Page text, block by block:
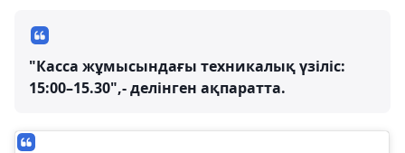
"Касса жұмысындағы техникалық үзіліс:
15:00–15.30",- делінген ақпаратта.